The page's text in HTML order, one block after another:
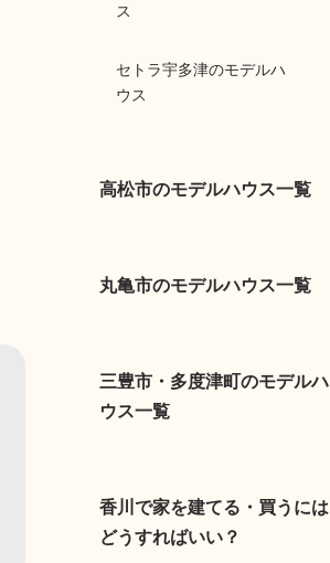
ス
セトラ宇多津のモデルハ
ウス
高松市のモデルハウス一覧
丸亀市のモデルハウス一覧
三豊市・多度津町のモデルハ
ウス一覧
香川で家を建てる・買うには
どうすればいい？